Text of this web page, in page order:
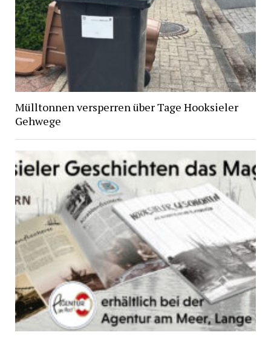
Mülltonnen versperren über Tage Hooksieler
Gehwege